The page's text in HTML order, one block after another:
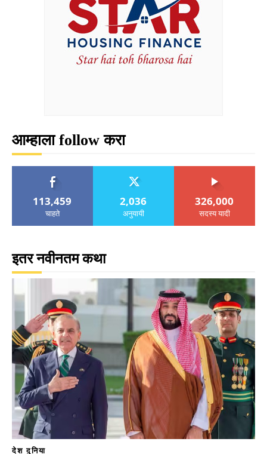
आम्हाला follow करा
113,459
चाहते
2,036
अनुयायी
326,000
सदस्य यादी
इतर नवीनतम कथा
देश दुनिया